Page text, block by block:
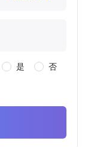
是
否